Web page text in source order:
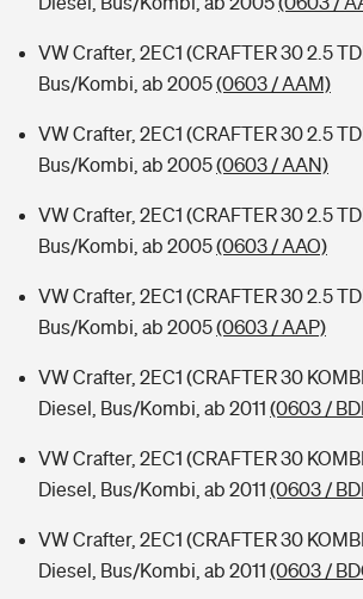
VW Crafter, 2EC1 (CRAFTER 30 2.5
Bus/Kombi, ab 2005(0603 / AAM)
VW Crafter, 2EC1 (CRAFTER 30 2.5
Bus/Kombi, ab 2005(0603 / AAN)
VW Crafter, 2EC1 (CRAFTER 30 2.5
Bus/Kombi, ab 2005(0603 / AAO)
VW Crafter, 2EC1 (CRAFTER 30 2.5
Bus/Kombi, ab 2005(0603 / AAP)
VW Crafter, 2EC1 (CRAFTER 30
Diesel, Bus/Kombi, ab 2011 (0603 /
VW Crafter, 2EC1 (CRAFTER 30
Diesel, Bus/Kombi, ab 2011 (0603 /
VW Crafter, 2EC1 (CRAFTER 30
Diesel, Bus/Kombi, ab 2011 (0603 /